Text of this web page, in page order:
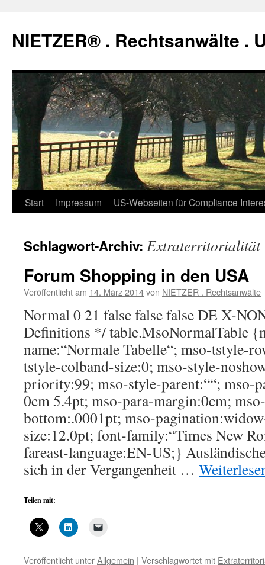
springen
NIETZER® . Rechtsanwälte .
Start Impressum US-Webseiten für Compliance
Schlagwort-Archiv: Extraterritorialität
Forum Shopping in den USA
Veröffentlicht am 14. März 2014von NIETZER . Rechtsanwälte
Normal 0 21 false false false DE X-
Definitions */ table.MsoNormalTable
name:“Normale Tabelle“; mso-tstyle-
tstyle-colband-size:0; mso-style-
priority:99; mso-style-parent:““; mso-
0cm 5.4pt; mso-para-margin:0cm;
bottom:.0001pt; mso-
size:12.0pt; font-family:“Times New
fareast-language:EN-US;}
sich in der Vergangenheit …
Teilen mit:
Veröffentlicht unterAllgemein | Verschlagwortet mit